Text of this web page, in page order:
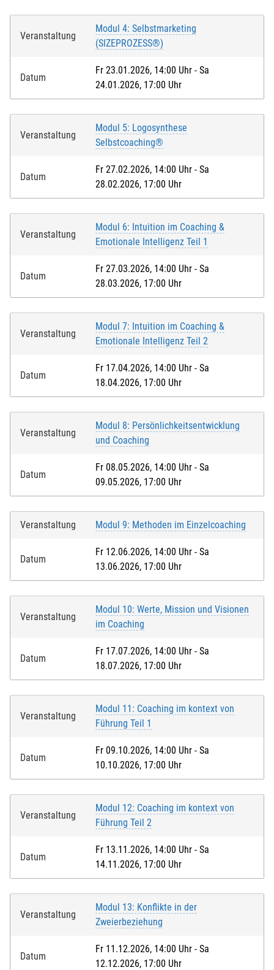
Veranstaltung
Modul 4: Selbstmarketing
(SIZEPROZESS®)
Datum
Fr 23.01.2026, 14:00 Uhr - Sa
24.01.2026, 17:00 Uhr
Veranstaltung
Modul 5: Logosynthese
Selbstcoaching®
Datum
Fr 27.02.2026, 14:00 Uhr - Sa
28.02.2026, 17:00 Uhr
Veranstaltung
Modul 6: Intuition im Coaching &
Emotionale Intelligenz Teil 1
Datum
Fr 27.03.2026, 14:00 Uhr - Sa
28.03.2026, 17:00 Uhr
Veranstaltung
Modul 7: Intuition im Coaching &
Emotionale Intelligenz Teil 2
Datum
Fr 17.04.2026, 14:00 Uhr - Sa
18.04.2026, 17:00 Uhr
Veranstaltung
Modul 8: Persönlichkeitsentwicklung
und Coaching
Datum
Fr 08.05.2026, 14:00 Uhr - Sa
09.05.2026, 17:00 Uhr
Veranstaltung Modul 9: Methoden im Einzelcoaching
Datum
Fr 12.06.2026, 14:00 Uhr - Sa
13.06.2026, 17:00 Uhr
Veranstaltung
Modul 10: Werte, Mission und Visionen
im Coaching
Datum
Fr 17.07.2026, 14:00 Uhr - Sa
18.07.2026, 17:00 Uhr
Veranstaltung
Modul 11: Coaching im kontext von
Führung Teil 1
Datum
Fr 09.10.2026, 14:00 Uhr - Sa
10.10.2026, 17:00 Uhr
Veranstaltung
Modul 12: Coaching im kontext von
Führung Teil 2
Datum
Fr 13.11.2026, 14:00 Uhr - Sa
14.11.2026, 17:00 Uhr
Veranstaltung
Modul 13: Konflikte in der
Zweierbeziehung
Datum
Fr 11.12.2026, 14:00 Uhr - Sa
12.12.2026, 17:00 Uhr